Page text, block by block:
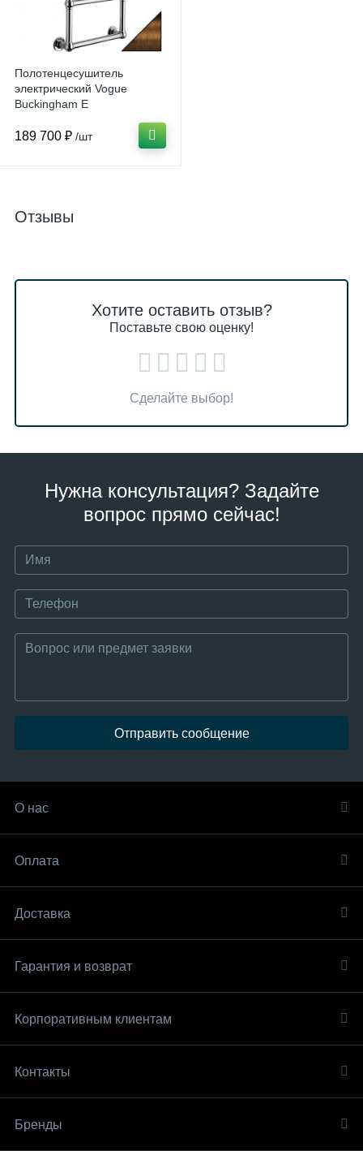
Полотенцесушитель
электрический Vogue
Buckingham E
Antique Bronze с
регулятором напряжения
189 700 ₽ /шт
Отзывы
Хотите оставить отзыв?
Поставьте свою оценку!
Сделайте выбор!
Нужна консультация? Задайте
вопрос прямо сейчас!
Отправить сообщение
О нас
Оплата
Доставка
Гарантия и возврат
Корпоративным клиентам
Контакты
Бренды